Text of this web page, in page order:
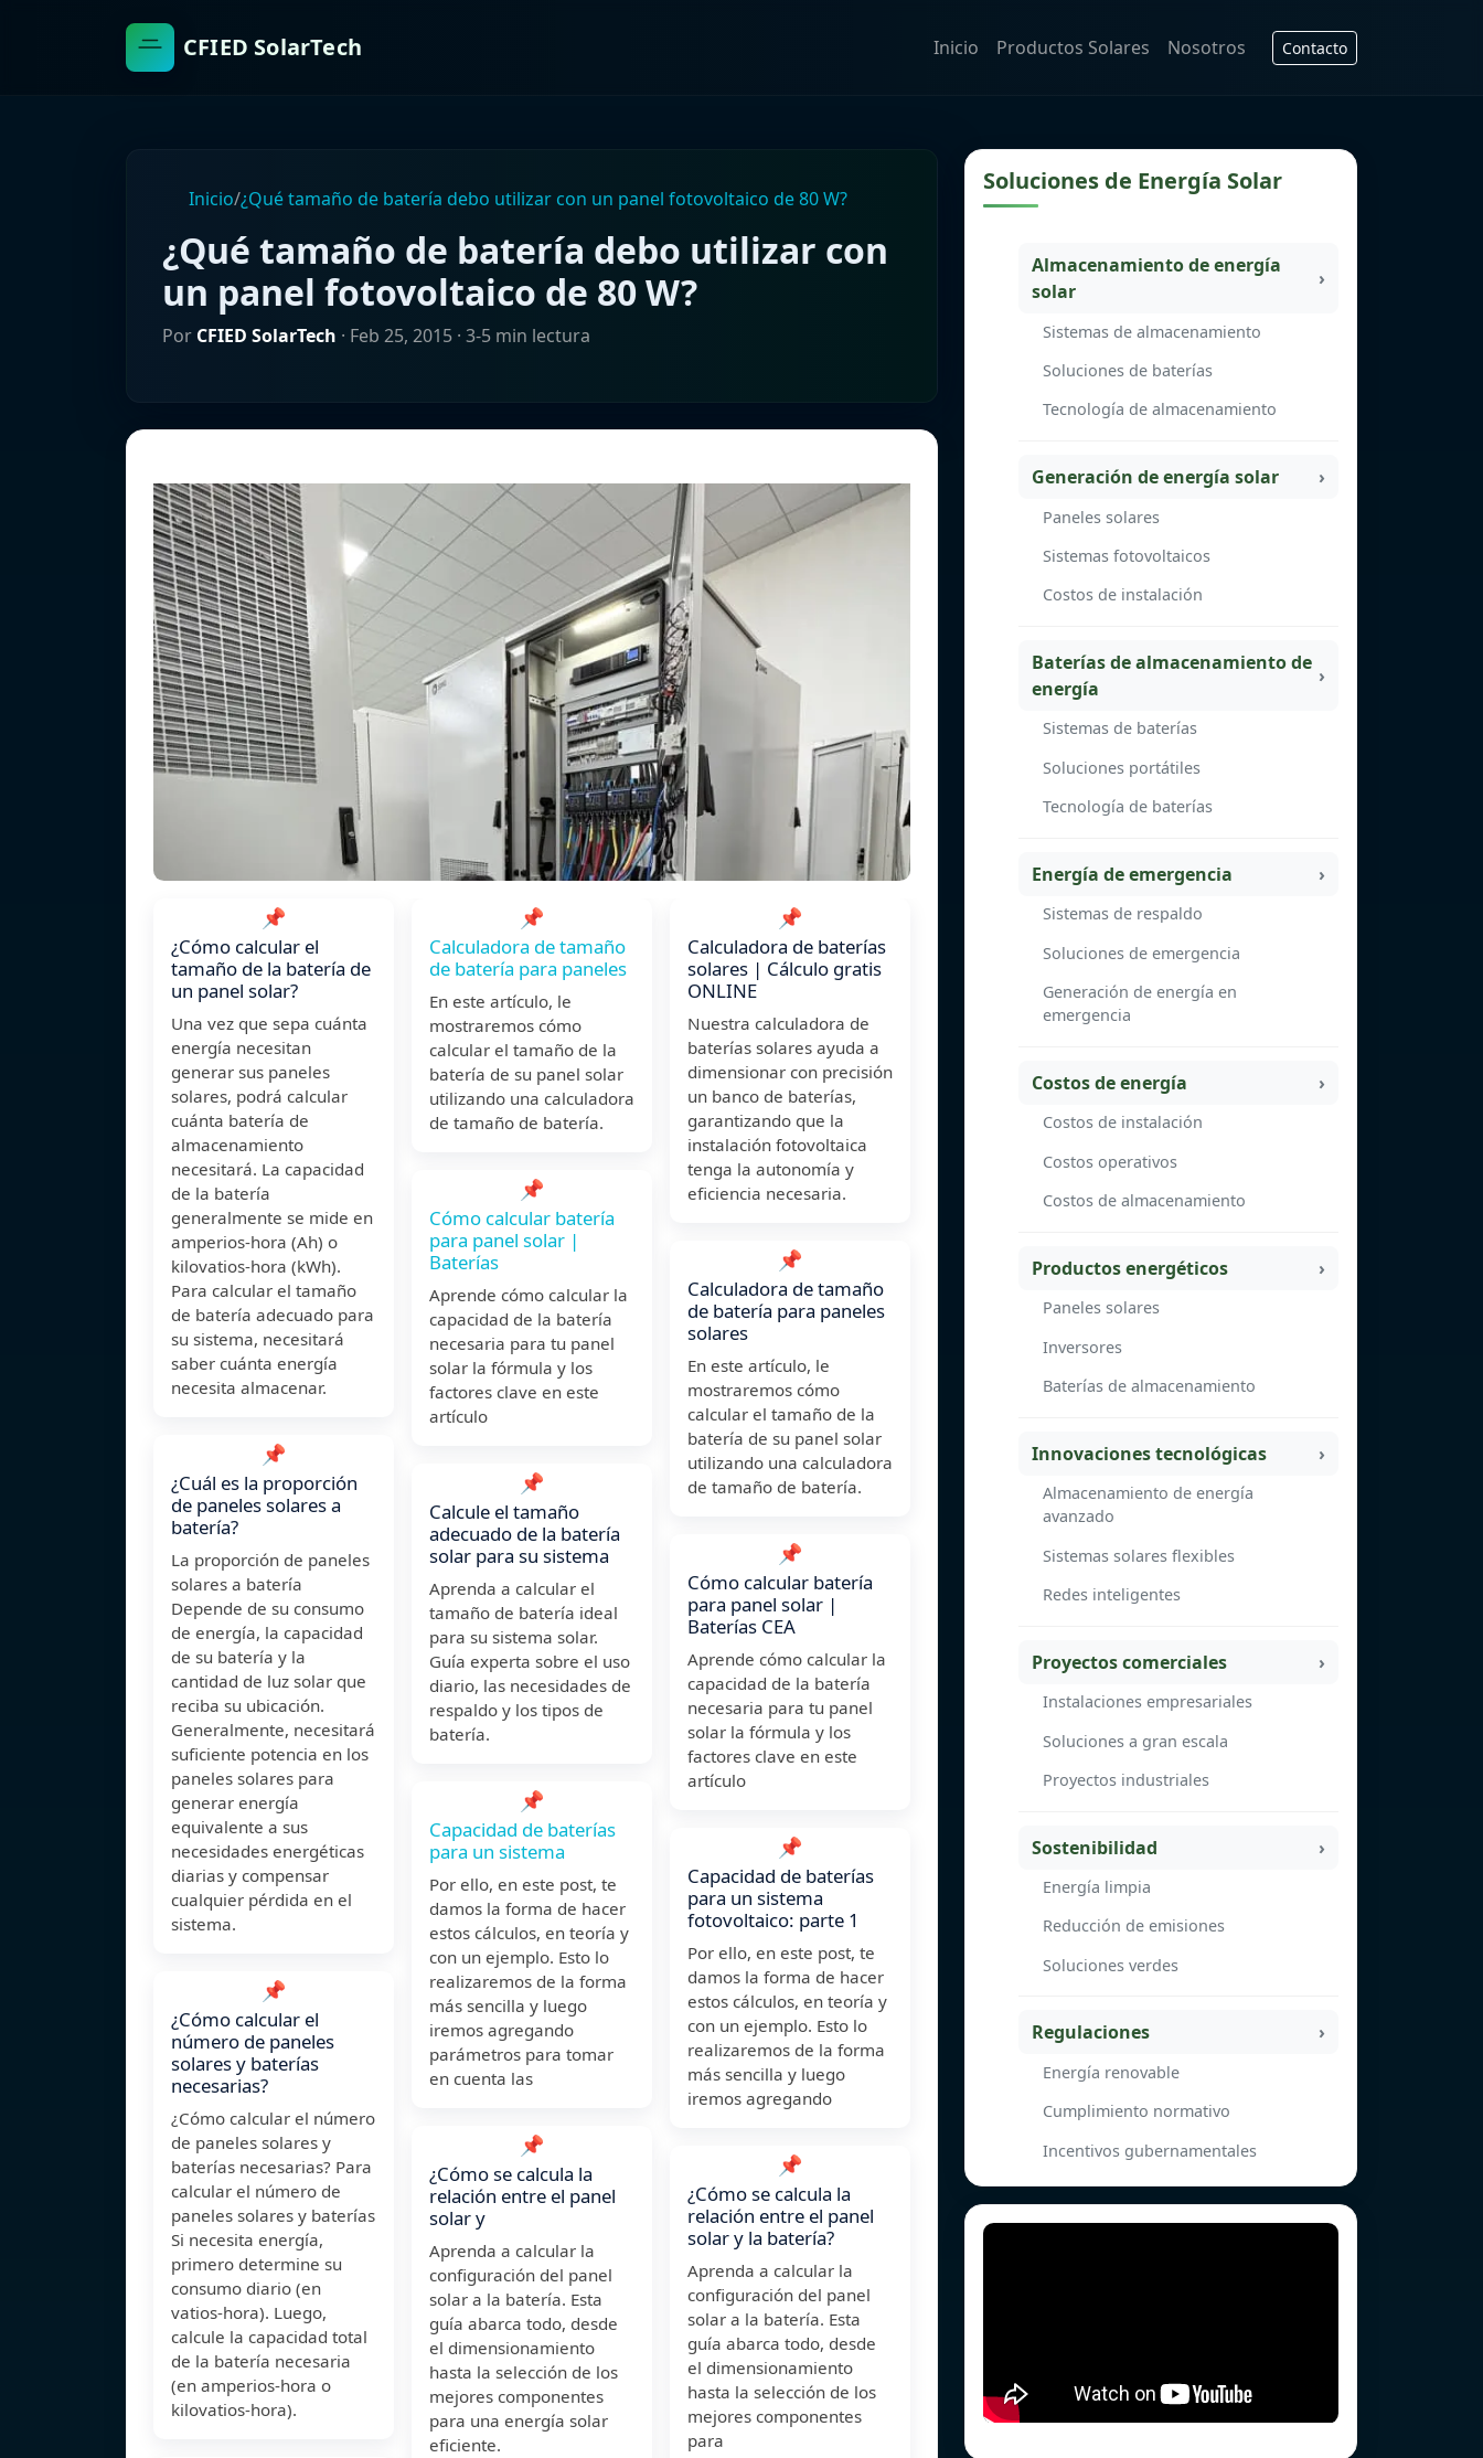
CFIED SolarTech Inicio Productos Solares Nosotros Contacto
Inicio/¿Qué tamaño de batería debo utilizar con un panel fotovoltaico de 80 W?
¿Qué tamaño de batería debo utilizar con
un panel fotovoltaico de 80 W?
Por CFIED SolarTech · Feb 25, 2015 · 3-5 min lectura
📌
¿Cómo calcular el
tamaño de la batería de
un panel solar?
Una vez que sepa cuánta
energía necesitan
generar sus paneles
solares, podrá calcular
cuánta batería de
almacenamiento
necesitará. La capacidad
de la batería
generalmente se mide en
amperios-hora (Ah) o
kilovatios-hora (kWh).
Para calcular el tamaño
de batería adecuado para
su sistema, necesitará
saber cuánta energía
necesita almacenar.
📌
¿Cuál es la proporción
de paneles solares a
batería?
La proporción de paneles
solares a batería
Depende de su consumo
de energía, la capacidad
de su batería y la
cantidad de luz solar que
reciba su ubicación.
Generalmente, necesitará
suficiente potencia en los
paneles solares para
generar energía
equivalente a sus
necesidades energéticas
diarias y compensar
cualquier pérdida en el
sistema.
📌
¿Cómo calcular el
número de paneles
solares y baterías
necesarias?
¿Cómo calcular el número
de paneles solares y
baterías necesarias? Para
calcular el número de
paneles solares y baterías
Si necesita energía,
primero determine su
consumo diario (en
vatios-hora). Luego,
calcule la capacidad total
de la batería necesaria
(en amperios-hora o
kilovatios-hora).
📌
Calculadora de tamaño
de batería para paneles
En este artículo, le
mostraremos cómo
calcular el tamaño de la
batería de su panel solar
utilizando una calculadora
de tamaño de batería.
📌
Cómo calcular batería
para panel solar |
Baterías
Aprende cómo calcular la
capacidad de la batería
necesaria para tu panel
solar la fórmula y los
factores clave en este
artículo
📌
Calcule el tamaño
adecuado de la batería
solar para su sistema
Aprenda a calcular el
tamaño de batería ideal
para su sistema solar.
Guía experta sobre el uso
diario, las necesidades de
respaldo y los tipos de
batería.
📌
Capacidad de baterías
para un sistema
Por ello, en este post, te
damos la forma de hacer
estos cálculos, en teoría y
con un ejemplo. Esto lo
realizaremos de la forma
más sencilla y luego
iremos agregando
parámetros para tomar
en cuenta las
📌
¿Cómo se calcula la
relación entre el panel
solar y
Aprenda a calcular la
configuración del panel
solar a la batería. Esta
guía abarca todo, desde
el dimensionamiento
hasta la selección de los
mejores componentes
para una energía solar
eficiente.
📌
Calculadora de baterías
solares | Cálculo gratis
ONLINE
Nuestra calculadora de
baterías solares ayuda a
dimensionar con precisión
un banco de baterías,
garantizando que la
instalación fotovoltaica
tenga la autonomía y
eficiencia necesaria.
📌
Calculadora de tamaño
de batería para paneles
solares
En este artículo, le
mostraremos cómo
calcular el tamaño de la
batería de su panel solar
utilizando una calculadora
de tamaño de batería.
📌
Cómo calcular batería
para panel solar |
Baterías CEA
Aprende cómo calcular la
capacidad de la batería
necesaria para tu panel
solar la fórmula y los
factores clave en este
artículo
📌
Capacidad de baterías
para un sistema
fotovoltaico: parte 1
Por ello, en este post, te
damos la forma de hacer
estos cálculos, en teoría y
con un ejemplo. Esto lo
realizaremos de la forma
más sencilla y luego
iremos agregando
📌
¿Cómo se calcula la
relación entre el panel
solar y la batería?
Aprenda a calcular la
configuración del panel
solar a la batería. Esta
guía abarca todo, desde
el dimensionamiento
hasta la selección de los
mejores componentes
para
Soluciones de Energía Solar
Almacenamiento de energía
solar
Sistemas de almacenamiento
Soluciones de baterías
Tecnología de almacenamiento
Generación de energía solar
Paneles solares
Sistemas fotovoltaicos
Costos de instalación
Baterías de almacenamiento de
energía
Sistemas de baterías
Soluciones portátiles
Tecnología de baterías
Energía de emergencia
Sistemas de respaldo
Soluciones de emergencia
Generación de energía en
emergencia
Costos de energía
Costos de instalación
Costos operativos
Costos de almacenamiento
Productos energéticos
Paneles solares
Inversores
Baterías de almacenamiento
Innovaciones tecnológicas
Almacenamiento de energía
avanzado
Sistemas solares flexibles
Redes inteligentes
Proyectos comerciales
Instalaciones empresariales
Soluciones a gran escala
Proyectos industriales
Sostenibilidad
Energía limpia
Reducción de emisiones
Soluciones verdes
Regulaciones
Energía renovable
Cumplimiento normativo
Incentivos gubernamentales